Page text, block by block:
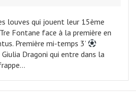
louves qui jouent leur 15ème
Fontane face à la première en
Première mi-temps 3’
Dragoni qui entre dans la